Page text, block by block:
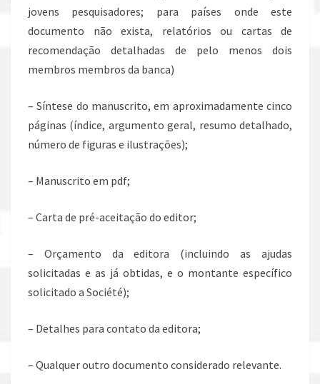
jovens pesquisadores; para países onde este
documento não exista, relatórios ou cartas de
recomendação detalhadas de pelo menos dois
membros membros da banca)
– Síntese do manuscrito, em aproximadamente cinco
páginas (índice, argumento geral, resumo detalhado,
número de figuras e ilustrações);
– Manuscrito em pdf;
– Carta de pré-aceitação do editor;
– Orçamento da editora (incluindo as ajudas
solicitadas e as já obtidas, e o montante específico
solicitado a Société);
– Detalhes para contato da editora;
– Qualquer outro documento considerado relevante.